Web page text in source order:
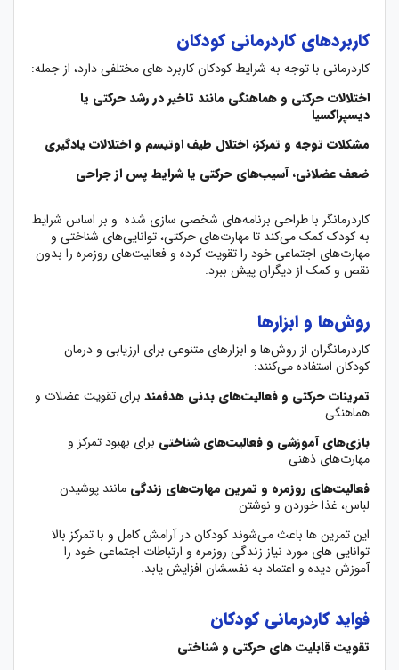
کاربردهای کاردرمانی کودکان
کاردرمانی با توجه به شرایط کودکان کاربرد های مختلفی دارد، از جمله:
اختلالات حرکتی و هماهنگی مانند تاخیر در رشد حرکتی یا
دیسپراکسیا
مشکلات توجه و تمرکز، اختلال طیف اوتیسم و اختلالات یادگیری
ضعف عضلانی، آسیب‌های حرکتی یا شرایط پس از جراحی
کاردرمانگر با طراحی برنامه‌های شخصی سازی شده و بر اساس شرایط
به کودک کمک می‌کند تا مهارت‌های حرکتی، توانایی‌های شناختی و
مهارت‌های اجتماعی خود را تقویت کرده و فعالیت‌های روزمره را بدون
نقص و کمک از دیگران پیش ببرد.
روش‌ها و ابزارها
کاردرمانگران از روش‌ها و ابزارهای متنوعی برای ارزیابی و درمان
کودکان استفاده می‌کنند:
تمرینات حرکتی و فعالیت‌های بدنی هدفمند برای تقویت عضلات و
هماهنگی
بازی‌های آموزشی و فعالیت‌های شناختی برای بهبود تمرکز و
مهارت‌های ذهنی
فعالیت‌های روزمره و تمرین مهارت‌های زندگی مانند پوشیدن
لباس، غذا خوردن و نوشتن
این تمرین ها باعث می‌شوند کودکان در آرامش کامل و با تمرکز بالا
توانایی های مورد نیاز زندگی روزمره و ارتباطات اجتماعی خود را
آموزش دیده و اعتماد به نفسشان افزایش یابد.
فواید کاردرمانی کودکان
تقویت قابلیت های حرکتی و شناختی